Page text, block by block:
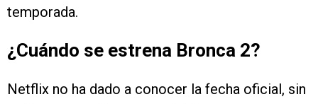
temporada.
¿Cuándo se estrena Bronca 2?
Netflix no ha dado a conocer la fecha oficial, sin